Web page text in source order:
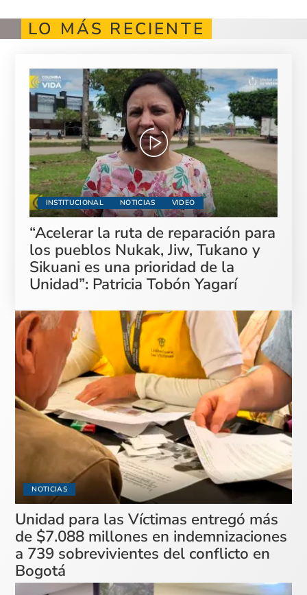
LO MÁS RECIENTE
INSTITUCIONAL NOTICIAS VIDEO
“Acelerar la ruta de reparación para
los pueblos Nukak, Jiw, Tukano y
Sikuani es una prioridad de la
Unidad”: Patricia Tobón Yagarí
NOTICIAS
Unidad para las Víctimas entregó más
de $7.088 millones en indemnizaciones
a 739 sobrevivientes del conflicto en
Bogotá